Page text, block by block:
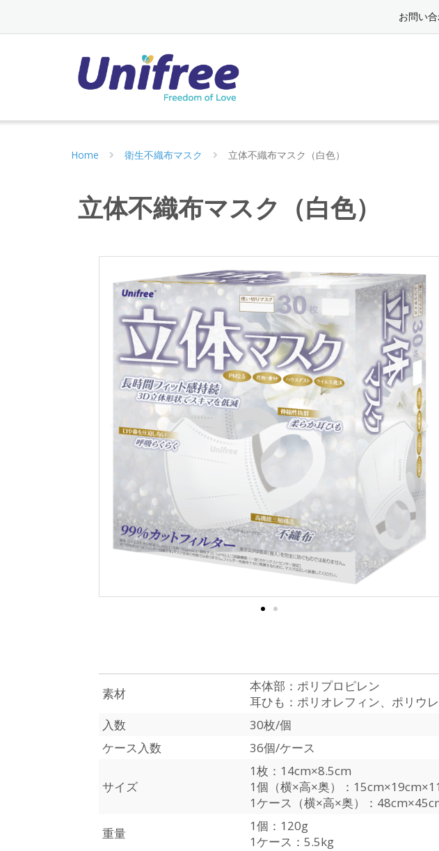
お問い
Home 衛生不織布マスク 立体不織布マスク（白色）
立体不織布マスク（白色）
素材
本体部：ポリプロピレン
耳ひも：ポリオレフィン、ポリウ
入数
30枚/個
ケース入数
36個/ケース
サイズ
1枚：14cm×8.5cm
1個（横×高×奥）：
1ケース（横×高×奥）：
重量
1個：120g
1ケース：5.5kg